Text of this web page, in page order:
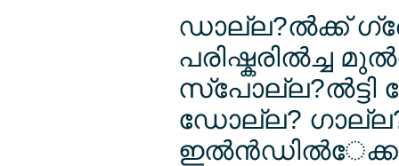
ഡാല്ല?ല്‍ക്ക്
പരിഷ്കരില്‍ച്ച
സ്പോല്ല?ല്‍ട്ടി
ഡോല്ല?